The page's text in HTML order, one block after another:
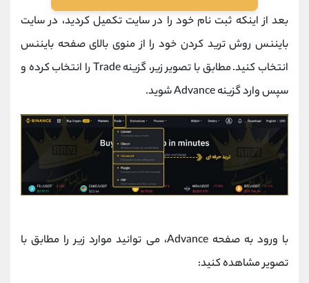
بعد از اینکه ثبت نام خود را در سایت تکمیل کردید، در سایت
بایننس روش ترید کردن خود را از منوی بالای صفحه بایننس
انتخاب کنید. مطابق با تصویر زیر، گزینه Trade را انتخاب کرده و
سپس وارد گزینه Advance شوید.
با ورود به صفحه Advance، می توانید موارد زیر را مطابق با
تصویر مشاهده کنید: